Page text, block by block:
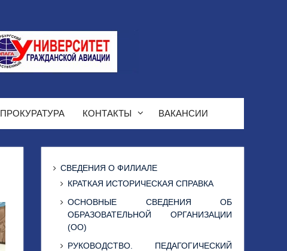
ПРОКУРАТУРА КОНТАКТЫ ВАКАНСИИ
СВЕДЕНИЯ О ФИЛИАЛЕ
КРАТКАЯ ИСТОРИЧЕСКАЯ СПРАВКА
ОСНОВНЫЕ СВЕДЕНИЯ ОБ
ОБРАЗОВАТЕЛЬНОЙ ОРГАНИЗАЦИИ
(ОО)
РУКОВОДСТВО. ПЕДАГОГИЧЕСКИЙ